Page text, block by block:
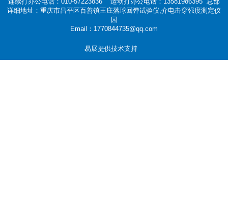
详细地址：重庆市昌平区百善镇王庄落球回弹试验仪,介电击穿强度测定仪
园
Email：1770844735@qq.com
易展提供技术支持